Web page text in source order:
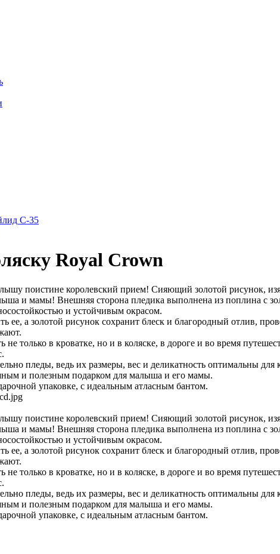
С-35
Royal Crown
поистине королевский прием! Сияющий золотой рисунок,
и мамы! Внешняя сторона пледика выполнена из поплина с
и устойчивым окрасом.
ее, а золотой рисунок сохранит блеск и благородный отлив,
только в кроватке, но и в коляске, в дороге и во время
пледы, ведь их размеры, вес и деликатность оптимальны
и полезным подарком для малыша и его мамы.
упаковке, с идеальным атласным бантом.
поистине королевский прием! Сияющий золотой рисунок,
и мамы! Внешняя сторона пледика выполнена из поплина с
и устойчивым окрасом.
ее, а золотой рисунок сохранит блеск и благородный отлив,
только в кроватке, но и в коляске, в дороге и во время
пледы, ведь их размеры, вес и деликатность оптимальны
и полезным подарком для малыша и его мамы.
упаковке, с идеальным атласным бантом.